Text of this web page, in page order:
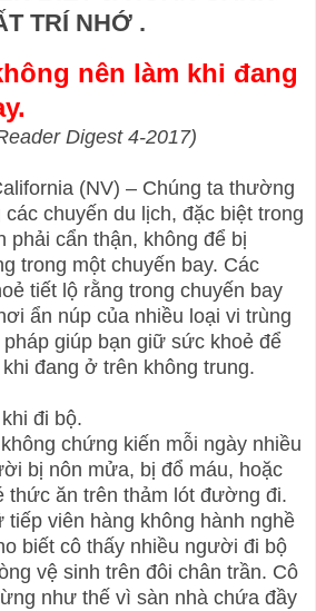
TRÍ NHỚ .
nên làm khi đang
Digest 4-2017)
(NV) – Chúng ta thường
chuyến du lịch, đặc biệt trong
phải cẩn thận, không để bị
trong một chuyến bay. Các
tiết lộ rằng trong chuyến bay
ẩn núp của nhiều loại vi trùng
giúp bạn giữ sức khoẻ để
đang ở trên không trung.
đi bộ.
chứng kiến mỗi ngày nhiều
bị nôn mửa, bị đổ máu, hoặc
thức ăn trên thảm lót đường đi.
tiếp viên hàng không hành nghề
biết cô thấy nhiều người đi bộ
vệ sinh trên đôi chân trần. Cô
như thế vì sàn nhà chứa đầy